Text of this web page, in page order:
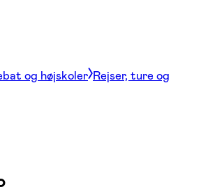
og højskoler Rejser, ture og